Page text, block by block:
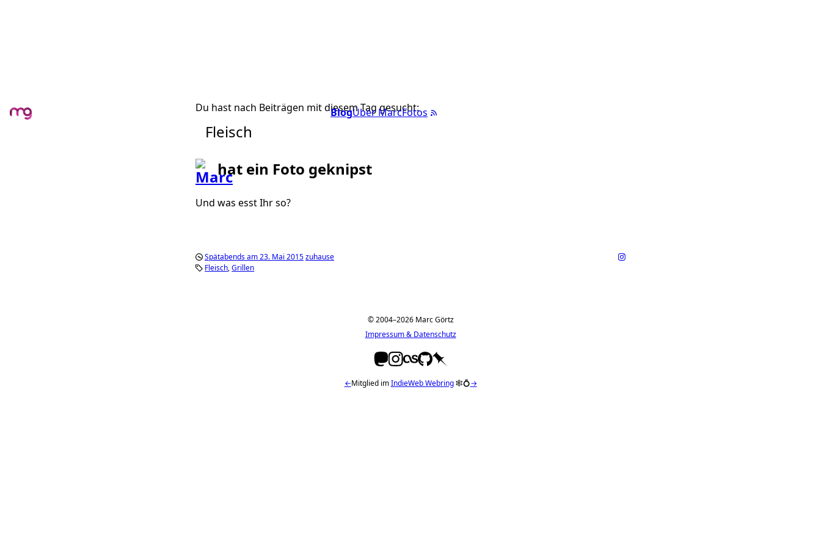
BlogÜber MarcFotos
Du hast nach Beiträgen mit diesem Tag gesucht:
Fleisch
hat ein Foto geknipst
Und was esst Ihr so?
Spätabends am 23. Mai 2015zuhause
Fleisch Grillen
© 2004–2026 Marc Görtz
Impressum & Datenschutz
←Mitglied imIndieWeb Webring🕸💍→